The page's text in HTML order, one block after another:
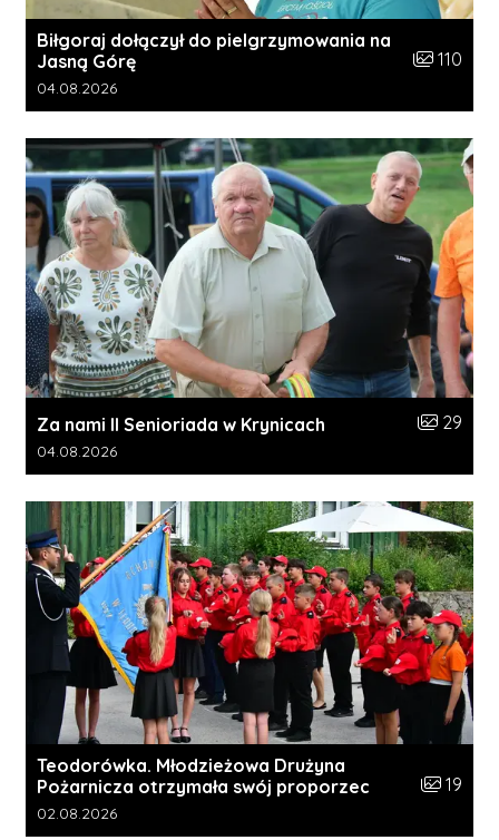
Biłgoraj dołączył do pielgrzymowania na
Jasną Górę
Liczba
110
Data dodania galerii:
04.08.2026
Za nami II Senioriada w Krynicach Liczba
29
Data dodania galerii:
04.08.2026
Teodorówka. Młodzieżowa Drużyna
Pożarnicza otrzymała swój proporzec
Liczba
19
Data dodania galerii:
02.08.2026